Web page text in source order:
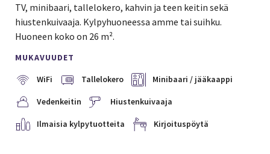
TV, minibaari, tallelokero, kahvin ja teen keitin sekä
hiustenkuivaaja. Kylpyhuoneessa amme tai suihku.
Huoneen koko on 26 m².
MUKAVUUDET
WiFi
Tallelokero Minibaari / jääkaappi
Vedenkeitin Hiustenkuivaaja
Ilmaisia kylpytuotteita Kirjoituspöytä